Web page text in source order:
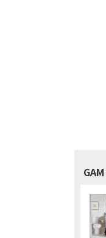
GAM